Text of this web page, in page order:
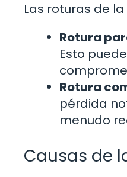
Las roturas de
Rotura
Esto
Rotura
pérdida
menudo
Causas de